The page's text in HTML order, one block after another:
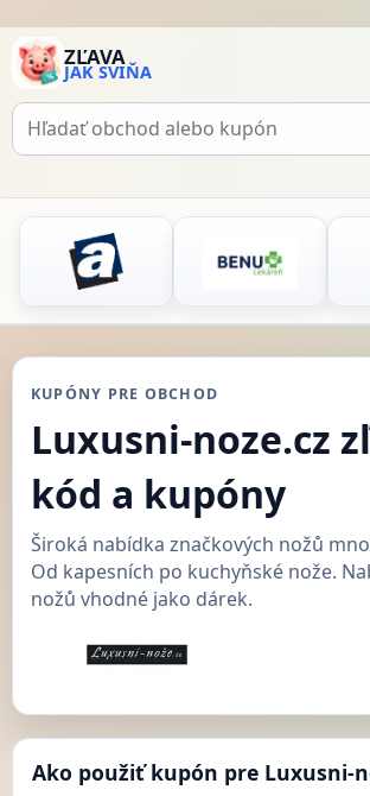
ZĽAVA
JAK SVIŇA
Hľadať
KUPÓNY PRE OBCHOD
Luxusni-noze.cz
kód a kupóny
Široká nabídka značkových nožů
Od kapesních po kuchyňské nože.
nožů vhodné jako dárek.
Ako použiť kupón pre Luxusni-